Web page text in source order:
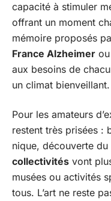
capacité à stimuler
offrant un moment
mémoire proposés
France Alzheimer ou
aux besoins de
un climat bienveillant.
Pour les amateurs
restent très prisées :
nique, découverte
collectivités vont
musées ou activités
tous. L’art ne reste